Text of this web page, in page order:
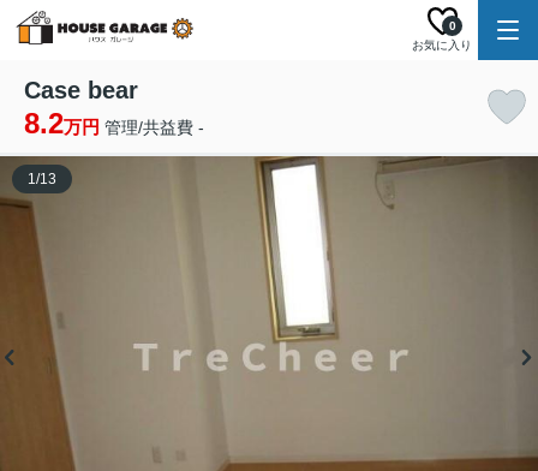
お気に入り
0
Case bear
8.2万円 管理/共益費 -
1/13